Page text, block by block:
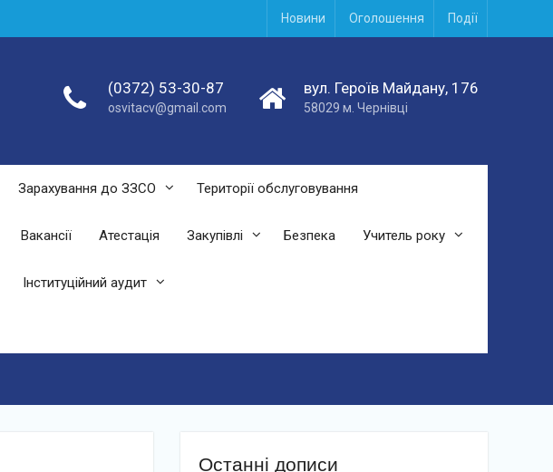
Новини Оголошення Події
(0372) 53-30-87
osvitacv@gmail.com
вул. Героїв Майдану, 176
58029 м. Чернівці
Зарахування до ЗЗСО Території обслуговування
Вакансії Атестація Закупівлі Безпека Учитель року
Інституційний аудит
Останні дописи